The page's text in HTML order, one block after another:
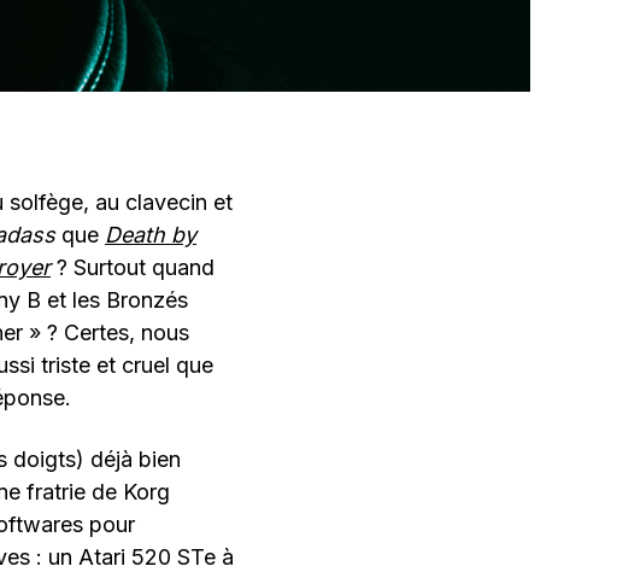
solfège, au clavecin et
que Death by
? Surtout quand
B et les Bronzés
» ? Certes, nous
triste et cruel que
doigts) déjà bien
fratrie de Korg
pour
: un Atari 520 STe à